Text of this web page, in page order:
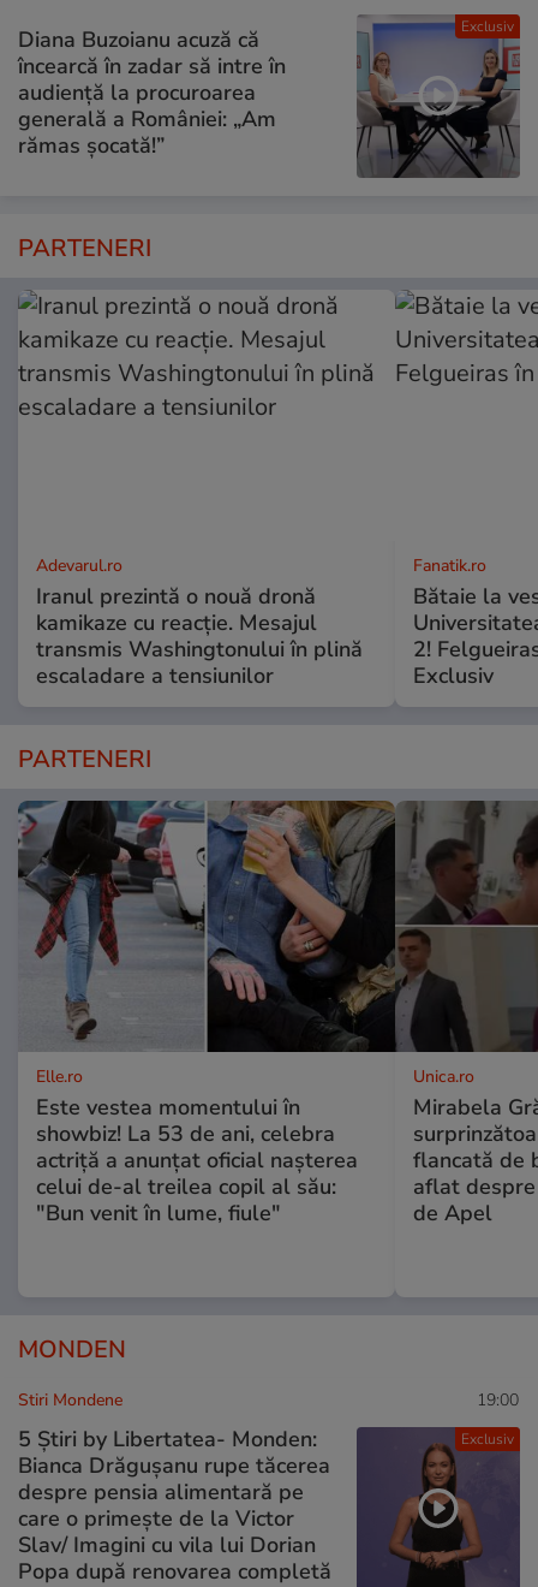
Exclusiv
Diana Buzoianu acuză că
încearcă în zadar să intre în
audiență la procuroarea
generală a României: „Am
rămas șocată!”
PARTENERI
Adevarul.ro
Iranul prezintă o nouă dronă
kamikaze cu reacție. Mesajul
transmis Washingtonului în plină
escaladare a tensiunilor
Fanatik.ro
Bătaie la
2!
Exclusiv
PARTENERI
Elle.ro
Este vestea momentului în
showbiz! La 53 de ani, celebra
actriță a anunțat oficial nașterea
celui de-al treilea copil al său:
"Bun venit în lume, fiule"
Unica.ro
Mirabela
flancată de
aflat
de Apel
MONDEN
Exclusiv
Stiri Mondene 19:00
5 Știri by Libertatea- Monden:
Bianca Drăgușanu rupe tăcerea
despre pensia alimentară pe
care o primește de la Victor
Slav/ Imagini cu vila lui Dorian
Popa după renovarea completă